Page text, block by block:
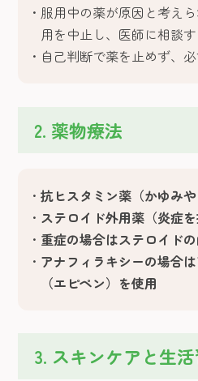
服用中の薬が原因と考え
用を中止し、医師に相談す
自己判断で薬を止めず、
2. 薬物療法
抗ヒスタミン薬（かゆみや
ステロイド外用薬（炎症を
重症の場合はステロイド
アナフィラキシーの場合
（エピペン）を使用
3. スキンケアと生